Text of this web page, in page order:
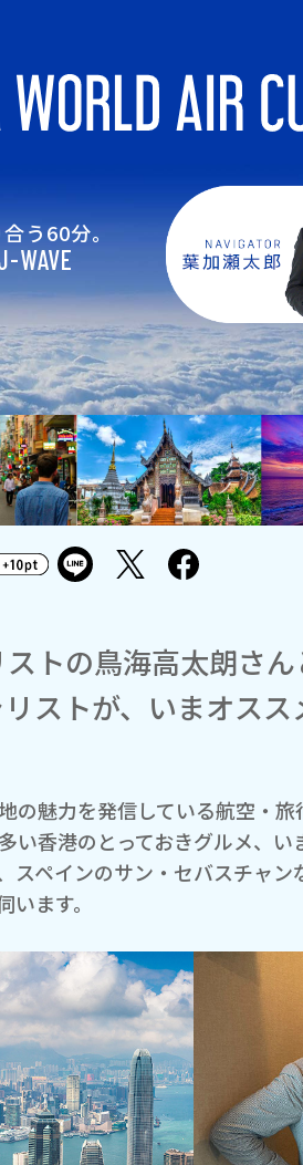
う60分。
WAVE
トの鳥海高太朗さ
ストが、いまオス
の魅力を発信している航空・
い香港のとっておきグルメ、
スペインのサン・セバスチャ
ます。